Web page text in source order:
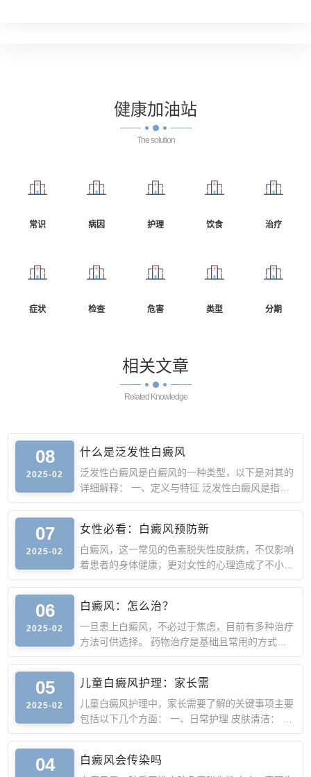
健康加油站
The solution
常识 病因 护理 饮食 治疗
症状 检查 危害 类型 分期
相关文章
Related Knowledge
08
2025-02
什么是泛发性白癜风
泛发性白癜风是白癜风的一种类型，以下是对其的
详细解释： 一、定义与特征 泛发性白癜风是指患
者病变所产生的白
07
2025-02
女性必看：白癜风预防新
白癜风，这一常见的色素脱失性皮肤病，不仅影响
着患者的身体健康，更对女性的心理造成了不小的
压力。作为女性
06
2025-02
白癜风：怎么治？
一旦患上白癜风，不必过于焦虑，目前有多种治疗
方法可供选择。 药物治疗是基础且常用的方式。
外用药物如糖皮质
05
2025-02
儿童白癜风护理：家长需
儿童白癜风护理中，家长需要了解的关键事项主要
包括以下几个方面： 一、日常护理 皮肤清洁： 每
天为孩子洗澡，
04 白癜风会传染吗